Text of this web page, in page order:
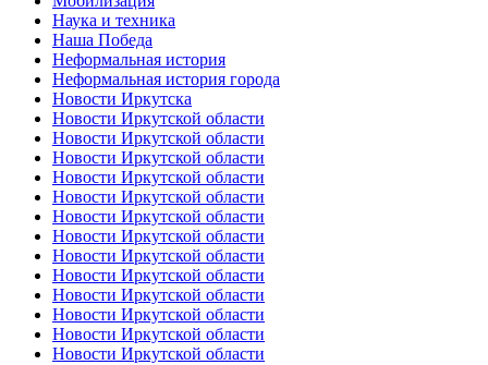
Наука и техника
Наша Победа
Неформальная история
Неформальная история города
Новости Иркутска
Новости Иркутской области
Новости Иркутской области
Новости Иркутской области
Новости Иркутской области
Новости Иркутской области
Новости Иркутской области
Новости Иркутской области
Новости Иркутской области
Новости Иркутской области
Новости Иркутской области
Новости Иркутской области
Новости Иркутской области
Новости Иркутской области